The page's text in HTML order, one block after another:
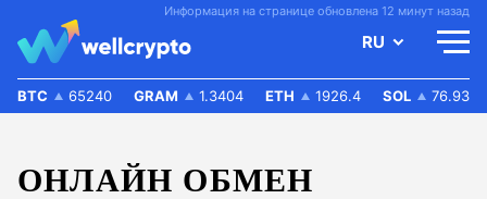
Информация на странице обновлена 12 минут назад
RU
BTC 65240 GRAM 1.3404 ETH 1926.4 SOL 76.93
ОНЛАЙН ОБМЕН